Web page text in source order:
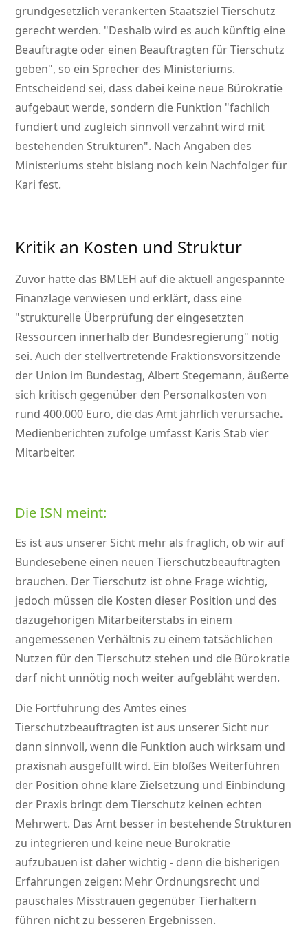
grundgesetzlich verankerten Staatsziel Tierschutz
gerecht werden. Deshalb wird es auch künftig eine
Beauftragte oder einen Beauftragten für Tierschutz
geben , so ein Sprecher des Ministeriums.
Entscheidend sei, dass dabei keine neue Bürokratie
aufgebaut werde, sondern die Funktion fachlich
fundiert und zugleich sinnvoll verzahnt wird mit
bestehenden Strukturen . Nach Angaben des
Ministeriums steht bislang noch kein Nachfolger für
Kari fest.
Kritik an Kosten und Struktur
Zuvor hatte das BMLEH auf die aktuell angespannte
Finanzlage verwiesen und erklärt, dass eine
strukturelle Überprüfung der eingesetzten
Ressourcen innerhalb der Bundesregierung nötig
sei. Auch der stellvertretende Fraktionsvorsitzende
der Union im Bundestag, Albert Stegemann, äußerte
sich kritisch gegenüber den Personalkosten von
rund 400.000 Euro, die das Amt jährlich verursache.
Medienberichten zufolge umfasst Karis Stab vier
Mitarbeiter.
Die ISN meint:
Es ist aus unserer Sicht mehr als fraglich, ob wir auf
Bundesebene einen neuen Tierschutzbeauftragten
brauchen. Der Tierschutz ist ohne Frage wichtig,
jedoch müssen die Kosten dieser Position und des
dazugehörigen Mitarbeiterstabs in einem
angemessenen Verhältnis zu einem tatsächlichen
Nutzen für den Tierschutz stehen und die Bürokratie
darf nicht unnötig noch weiter aufgebläht werden.
Die Fortführung des Amtes eines
Tierschutzbeauftragten ist aus unserer Sicht nur
dann sinnvoll, wenn die Funktion auch wirksam und
praxisnah ausgefüllt wird. Ein bloßes Weiterführen
der Position ohne klare Zielsetzung und Einbindung
der Praxis bringt dem Tierschutz keinen echten
Mehrwert. Das Amt besser in bestehende Strukturen
zu integrieren und keine neue Bürokratie
aufzubauen ist daher wichtig - denn die bisherigen
Erfahrungen zeigen: Mehr Ordnungsrecht und
pauschales Misstrauen gegenüber Tierhaltern
führen nicht zu besseren Ergebnissen.